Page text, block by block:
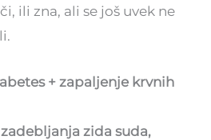
ili zna, ali se još uvek ne
+ zapaljenje krvnih
zida suda,